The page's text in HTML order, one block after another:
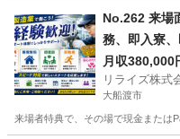
業
No.262 来場
務、即入寮
む場所に困
部品の製造・
月収380,000
リライズ株式
大船渡市
来場者特典で、その場で現金または